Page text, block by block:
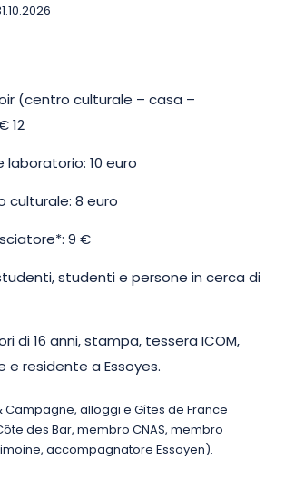
di un tempo e che ha ispirato Renoir a
(centro culturale – casa –
12
laboratorio: 10 euro
culturale: 8 euro
9 €
studenti e persone in cerca di
di 16 anni, stampa, tessera ICOM,
e residente a Essoyes.
Campagne, alloggi e Gîtes de France
des Bar, membro CNAS, membro
accompagnatore Essoyen).